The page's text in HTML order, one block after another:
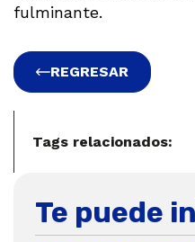
fulminante.
REGRESAR
Tags relacionados:
Te puede